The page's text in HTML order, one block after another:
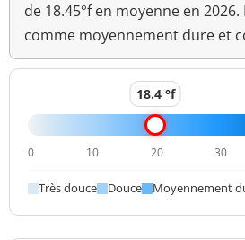
Ammonium (en NH4) 0,02 mg/L
pH 7,98 unité
Sulfates 31,30 mg/L
Titre alcalimétrique
15,30 °f
de 18.45°f en moyenne en
comme moyennement dure et
18.4 °f
0 10 20 30
Très douce Douce Moyennement